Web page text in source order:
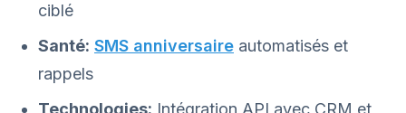
ciblé
Santé: SMS anniversaire automatisés et
rappels
Technologies: Intégration API avec CRM et